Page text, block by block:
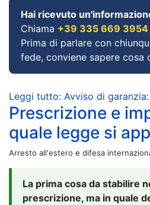
Hai ricevuto
Chiama +39 335 669 3954
Prima di parlare con
fede, conviene sapere cosa
Leggi tutto: Avviso di
Prescrizione e
quale legge si
Arresto all'estero e difesa
La prima cosa da stabilire
prescrizione, ma in quale